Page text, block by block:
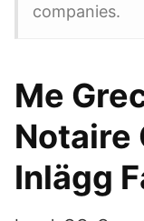
companies.
Me
Notaire
Inlägg